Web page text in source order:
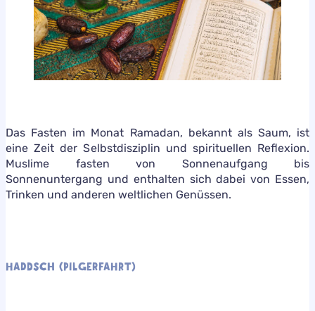
Das Fasten im Monat Ramadan, bekannt als Saum, ist
eine Zeit der Selbstdisziplin und spirituellen Reflexion.
Muslime fasten von Sonnenaufgang bis
Sonnenuntergang und enthalten sich dabei von Essen,
Trinken und anderen weltlichen Genüssen.
HADDSCH (PILGERFAHRT)